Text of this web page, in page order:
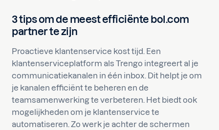
3 tips om de meest efficiënte bol.com
partner te zijn
Proactieve klantenservice kost tijd. Een
klantenserviceplatform als Trengo integreert al je
communicatiekanalen in één inbox. Dit helpt je om
je kanalen efficiënt te beheren en de
teamsamenwerking te verbeteren. Het biedt ook
mogelijkheden om je klantenservice te
automatiseren. Zo werk je achter de schermen